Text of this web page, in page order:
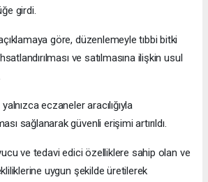
girdi.
göre, düzenlemeyle tıbbi bitki
ve satılmasına ilişkin usul
eczaneler aracılığıyla
sağlanarak güvenli erişimi artırıldı.
ve tedavi edici özelliklere sahip olan ve
uygun şekilde üretilerek